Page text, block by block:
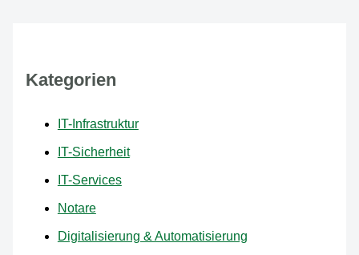
Kategorien
IT-Infrastruktur
IT-Sicherheit
IT-Services
Notare
Digitalisierung & Automatisierung